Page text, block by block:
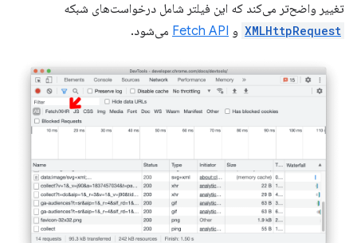
تغییر واضح‌تر می‌کند که این فیلتر شامل درخواست‌های شبکه
XMLHttpRequest و Fetch API می‌شود.